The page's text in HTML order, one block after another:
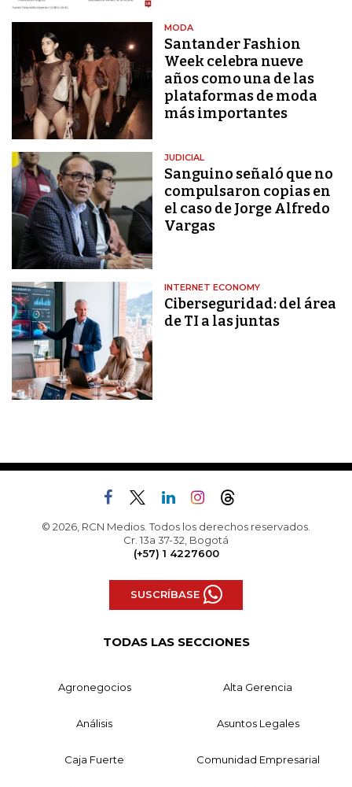
MODA
Santander Fashion
Week celebra nueve
años como una de las
plataformas de moda
más importantes
JUDICIAL
Sanguino señaló que no
compulsaron copias en
el caso de Jorge Alfredo
Vargas
INTERNET ECONOMY
Ciberseguridad: del área
de TI a las juntas
© 2026, RCN Medios. Todos los derechos reservados.
Cr. 13a 37-32, Bogotá
(+57) 1 4227600
SUSCRÍBASE
TODAS LAS SECCIONES
Agronegocios Alta Gerencia
Análisis Asuntos Legales
Caja Fuerte Comunidad Empresarial